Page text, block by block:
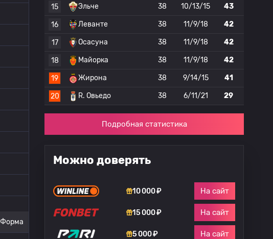
Форма
15 Эльче 38 10/13/15 43
16 Леванте 38 11/9/18 42
17 Осасуна 38 11/9/18 42
18 Майорка 38 11/9/18 42
19 Жирона 38 9/14/15 41
20 R. Овьедо 38 6/11/21 29
Подробная статистика
Можно доверять
10 000 ₽ На сайт
15 000 ₽ На сайт
5 000 ₽ На сайт